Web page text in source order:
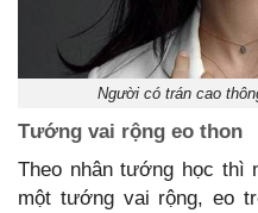
Người có trán cao
Tướng vai rộng eo thon
Theo nhân tướng học
một tướng vai rộng, eo